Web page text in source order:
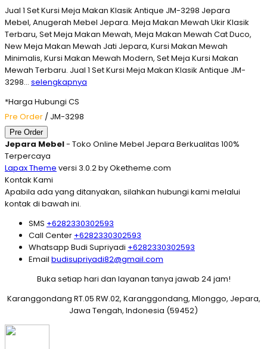
Jual 1 Set Kursi Meja Makan Klasik Antique JM-3298 Jepara
Mebel, Anugerah Mebel Jepara. Meja Makan Mewah Ukir Klasik
Terbaru, Set Meja Makan Mewah, Meja Makan Mewah Cat Duco,
New Meja Makan Mewah Jati Jepara, Kursi Makan Mewah
Minimalis, Kursi Makan Mewah Modern, Set Meja Kursi Makan
Mewah Terbaru. Jual 1 Set Kursi Meja Makan Klasik Antique JM-
3298… selengkapnya
*Harga Hubungi CS
Pre Order / JM-3298
Pre Order
Jepara Mebel- Toko Online Mebel Jepara Berkualitas 100%
Terpercaya
Lapax Theme versi 3.0.2 by Oketheme.com
Kontak Kami
Apabila ada yang ditanyakan, silahkan hubungi kami melalui
kontak di bawah ini.
SMS +6282330302593
Call Center +6282330302593
Whatsapp Budi Supriyadi +6282330302593
Email budisupriyadi82@gmail.com
Buka setiap hari dan layanan tanya jawab 24 jam!
Karanggondang RT.05 RW.02, Karanggondang, Mlonggo, Jepara,
Jawa Tengah, Indonesia (59452)